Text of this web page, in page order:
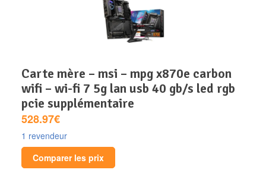
carte mère – msi – mpg x870e carbon
wifi – wi-fi 7 5g lan usb 40 gb/s led rgb
pcie supplémentaire
528.97€
1 revendeur
Comparer les prix